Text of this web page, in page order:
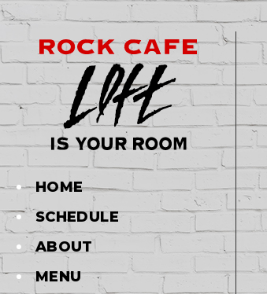
HOME
SCHEDULE
ABOUT
MENU